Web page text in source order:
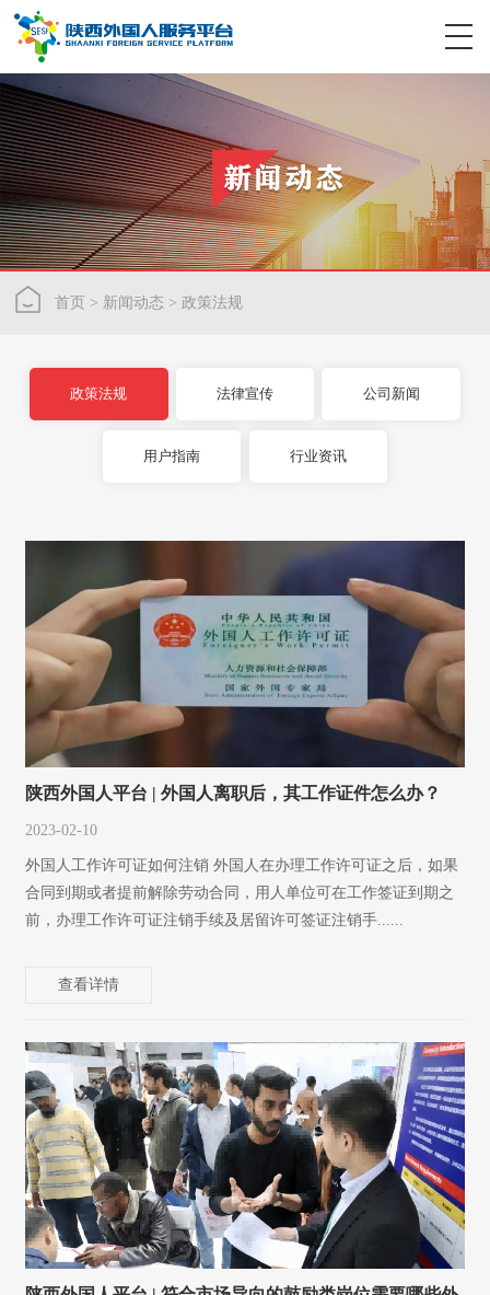
首页 > 新闻动态 >政策法规
政策法规 法律宣传 公司新闻
用户指南 行业资讯
陕西外国人平台 | 外国人离职后，其工作证件怎么办？
2023-02-10
外国人工作许可证如何注销 外国人在办理工作许可证之后，如果
合同到期或者提前解除劳动合同，用人单位可在工作签证到期之
前，办理工作许可证注销手续及居留许可签证注销手......
查看详情